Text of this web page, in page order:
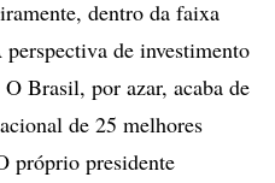
dentro da faixa
de investimento
Brasil, por azar, acaba de
de 25 melhores
próprio presidente